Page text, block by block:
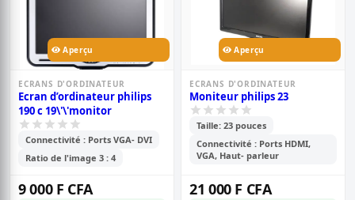
Aperçu
ECRANS D'ORDINATEUR
Ecran d’ordinateur philips
190 c 19\'\'monitor
Connectivité : Ports VGA- DVI
Ratio de l'image 3 : 4
9 000 F CFA
Aperçu
ECRANS D'ORDINATEUR
Moniteur philips 23
Taille: 23 pouces
Connectivité : Ports HDMI,
VGA, Haut- parleur
21 000 F CFA